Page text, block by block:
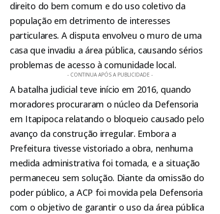
direito do bem comum e do uso coletivo da
população em detrimento de interesses
particulares. A disputa envolveu o muro de uma
casa que invadiu a área pública, causando sérios
problemas de acesso à comunidade local.
- CONTINUA APÓS A PUBLICIDADE -
A batalha judicial teve início em 2016, quando
moradores procuraram o núcleo da Defensoria
em Itapipoca relatando o bloqueio causado pelo
avanço da construção irregular. Embora a
Prefeitura tivesse vistoriado a obra, nenhuma
medida administrativa foi tomada, e a situação
permaneceu sem solução. Diante da omissão do
poder público, a ACP foi movida pela Defensoria
com o objetivo de garantir o uso da área pública